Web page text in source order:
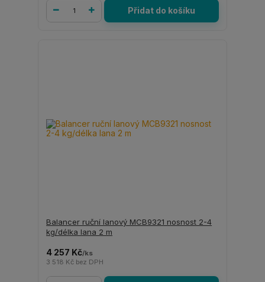
Přidat do košíku
Balancer ruční lanový MCB9321 nosnost 2-4
kg/délka lana 2 m
4 257 Kč/ks
3 518 Kč bez DPH